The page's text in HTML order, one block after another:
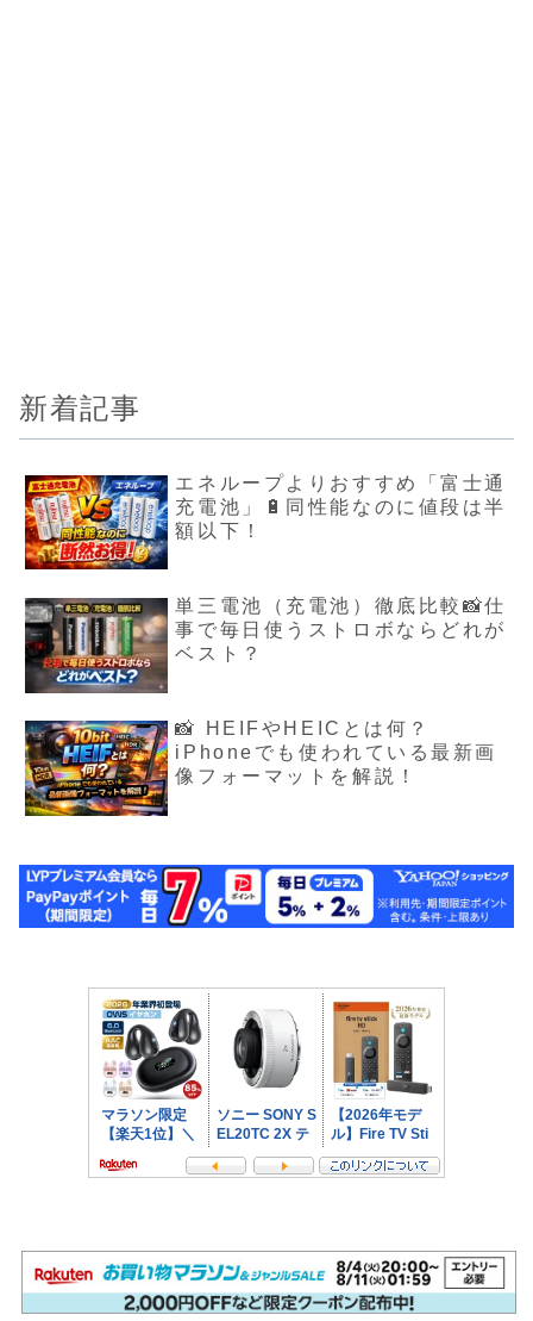
新着記事
エネループよりおすすめ「富士通
充電池」🔋同性能なのに値段は半
額以下！
単三電池（充電池）徹底比較📸仕
事で毎日使うストロボならどれが
ベスト？
📸 HEIFやHEICとは何？
iPhoneでも使われている最新画
像フォーマットを解説！